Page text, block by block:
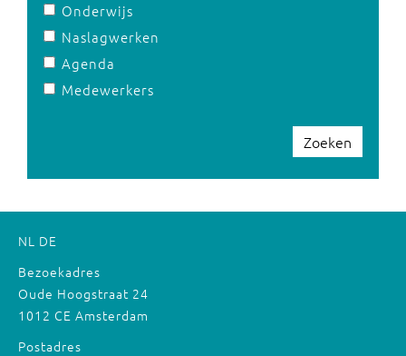
Onderwijs
Naslagwerken
Agenda
Medewerkers
Zoeken
NL DE
Bezoekadres
Oude Hoogstraat 24
1012 CE Amsterdam
Postadres